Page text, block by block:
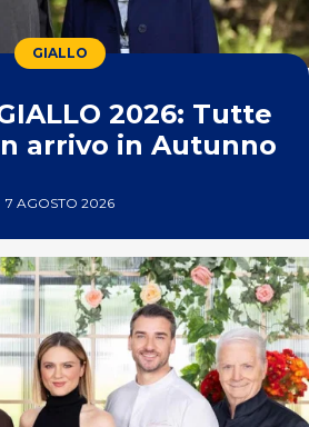
GIALLO
2026: Tutte
arrivo in Autunno
7 AGOSTO 2026